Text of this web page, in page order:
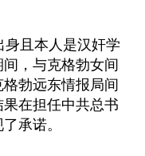
身且本人是汉奸学
，与克格勃女间
勃远东情报局间
在担任中共总书
承诺。